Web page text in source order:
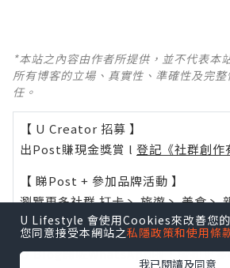
*本站之內容由作者所提供，並不代表本
所有博客的立場、真實性、準確性及完
任。
【 U Creator 招募 】
出Post賺現金獎賞 l 登記《社群創作
【 睇Post + 參加品牌活動 】
瀏覽更多社群打卡丶旅遊丶美食丶
攻略及活動情報
U Blog開咗WhatsApp啦！發掘更
U Lifestyle 會使用Cookies來改善您
您同意接受本網站之私隱政策和使用條
我已閱讀及同意